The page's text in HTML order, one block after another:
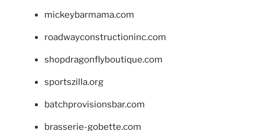
mickeybarmama.com
roadwayconstructioninc.com
shopdragonflyboutique.com
sportszilla.org
batchprovisionsbar.com
brasserie-gobette.com